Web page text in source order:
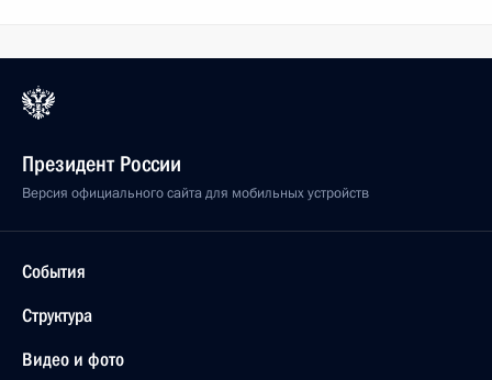
Президент России
Версия официального сайта для мобильных устройств
События
Структура
Видео и фото